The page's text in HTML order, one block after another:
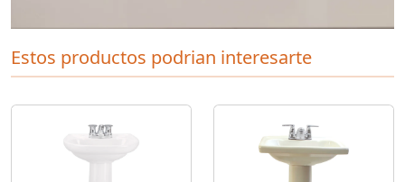
Estos productos podrian interesarte